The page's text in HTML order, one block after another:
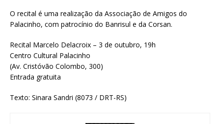
O recital é uma realização da Associação de Amigos do
Palacinho, com patrocínio do Banrisul e da Corsan.
Recital Marcelo Delacroix – 3 de outubro, 19h
Centro Cultural Palacinho
(Av. Cristóvão Colombo, 300)
Entrada gratuita
Texto: Sinara Sandri (8073 / DRT-RS)